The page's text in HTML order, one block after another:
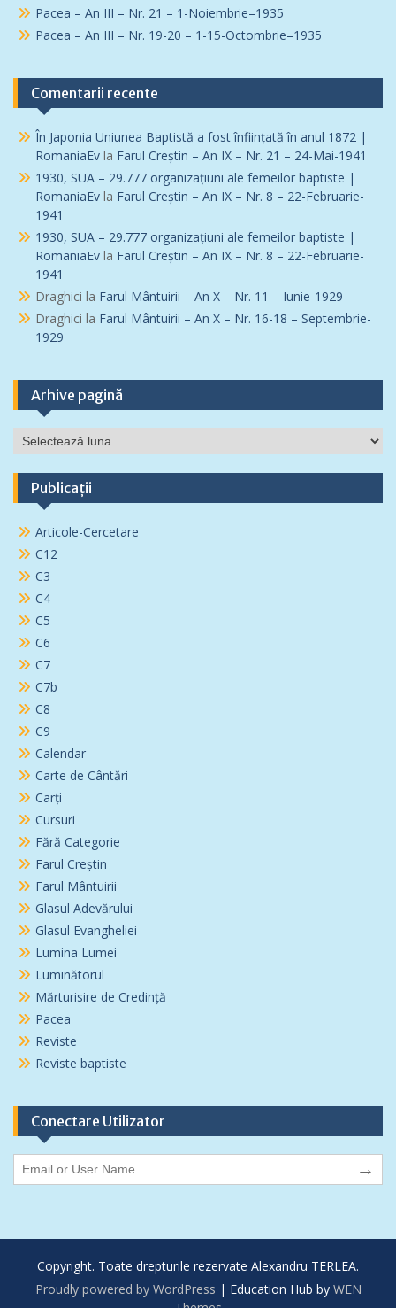
Pacea – An III – Nr. 21 – 1-Noiembrie–1935
Pacea – An III – Nr. 19-20 – 1-15-Octombrie–1935
Comentarii recente
În Japonia Uniunea Baptistă a fost înfiinţată în anul 1872 |
RomaniaEv la Farul Creștin – An IX – Nr. 21 – 24-Mai-1941
1930, SUA – 29.777 organizațiuni ale femeilor baptiste |
RomaniaEv la Farul Creștin – An IX – Nr. 8 – 22-Februarie-
1941
1930, SUA – 29.777 organizațiuni ale femeilor baptiste |
RomaniaEv la Farul Creștin – An IX – Nr. 8 – 22-Februarie-
1941
Draghici la Farul Mântuirii – An X – Nr. 11 – Iunie-1929
Draghici la Farul Mântuirii – An X – Nr. 16-18 – Septembrie-
1929
Arhive pagină
Arhive
pagină
Publicații
Articole-Cercetare
C12
C3
C4
C5
C6
C7
C7b
C8
C9
Calendar
Carte de Cântări
Carți
Cursuri
Fără Categorie
Farul Creștin
Farul Mântuirii
Glasul Adevărului
Glasul Evangheliei
Lumina Lumei
Luminătorul
Mărturisire de Credință
Pacea
Reviste
Reviste baptiste
Conectare Utilizator
→
Copyright. Toate drepturile rezervate Alexandru TERLEA.
Proudly powered by WordPress | Education Hub by WEN